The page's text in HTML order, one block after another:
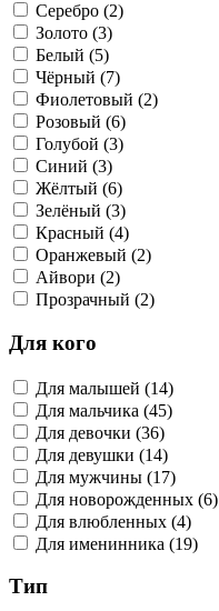
Серебро (2)
Золото (3)
Белый (5)
Чёрный (7)
Фиолетовый (2)
Розовый (6)
Голубой (3)
Синий (3)
Жёлтый (6)
Зелёный (3)
Красный (4)
Оранжевый (2)
Айвори (2)
Прозрачный (2)
Для кого
Для малышей (14)
Для мальчика (45)
Для девочки (36)
Для девушки (14)
Для мужчины (17)
Для новорожденных (6)
Для влюбленных (4)
Для именинника (19)
Тип